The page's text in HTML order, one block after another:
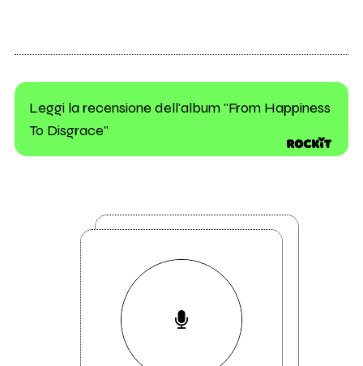
Leggi la recensione dell'album "From Happiness
To Disgrace"